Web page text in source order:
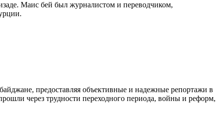
Маис бей был журналистом и переводчиком,
предоставляя объективные и надежные репортажи в
через трудности переходного периода, войны и реформ,